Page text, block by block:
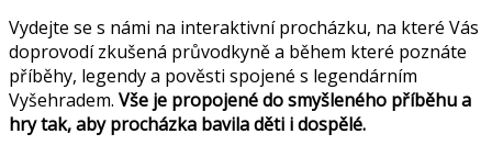
Vydejte se s námi na interaktivní procházku, na které Vás
doprovodí zkušená průvodkyně a během které poznáte
příběhy, legendy a pověsti spojené s legendárním
Vyšehradem. Vše je propojené do smyšleného příběhu a
hry tak, aby procházka bavila děti i dospělé.